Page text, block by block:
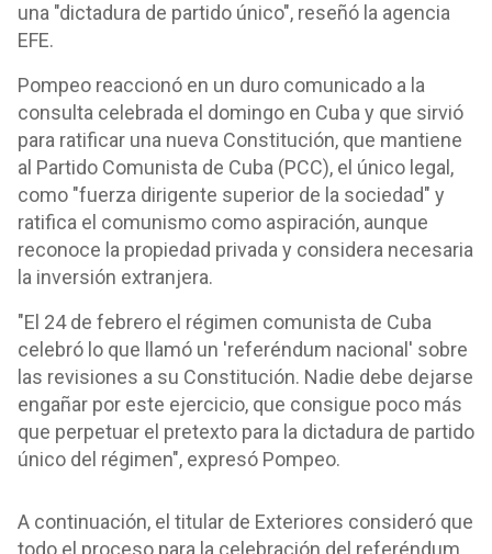
una "dictadura de partido único", reseñó la agencia
EFE.
Pompeo reaccionó en un duro comunicado a la
consulta celebrada el domingo en Cuba y que sirvió
para ratificar una nueva Constitución, que mantiene
al Partido Comunista de Cuba (PCC), el único legal,
como "fuerza dirigente superior de la sociedad" y
ratifica el comunismo como aspiración, aunque
reconoce la propiedad privada y considera necesaria
la inversión extranjera.
"El 24 de febrero el régimen comunista de Cuba
celebró lo que llamó un 'referéndum nacional' sobre
las revisiones a su Constitución. Nadie debe dejarse
engañar por este ejercicio, que consigue poco más
que perpetuar el pretexto para la dictadura de partido
único del régimen", expresó Pompeo.
A continuación, el titular de Exteriores consideró que
todo el proceso para la celebración del referéndum